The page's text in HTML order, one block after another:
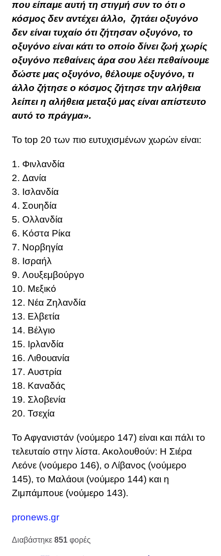
που είπαμε αυτή τη στιγμή συν το ότι ο
κόσμος δεν αντέχει άλλο, ζητάει οξυγόνο
δεν είναι τυχαίο ότι ζήτησαν οξυγόνο, το
οξυγόνο είναι κάτι το οποίο δίνει ζωή χωρίς
οξυγόνο πεθαίνεις άρα σου λέει πεθαίνουμε
δώστε μας οξυγόνο, θέλουμε οξυγόνο, τι
άλλο ζήτησε ο κόσμος ζήτησε την αλήθεια
λείπει η αλήθεια μεταξύ μας είναι απίστευτο
αυτό το πράγμα».
Το top 20 των πιο ευτυχισμένων χωρών είναι:
1. Φινλανδία
2. Δανία
3. Ισλανδία
4. Σουηδία
5. Ολλανδία
6. Κόστα Ρίκα
7. Νορβηγία
8. Ισραήλ
9. Λουξεμβούργο
10. Μεξικό
12. Νέα Ζηλανδία
13. Ελβετία
14. Βέλγιο
15. Ιρλανδία
16. Λιθουανία
17. Αυστρία
18. Καναδάς
19. Σλοβενία
20. Τσεχία
Το Αφγανιστάν (νούμερο 147) είναι και πάλι το
τελευταίο στην λίστα. Ακολουθούν: Η Σιέρα
Λεόνε (νούμερο 146), ο Λίβανος (νούμερο
145), το Μαλάουι (νούμερο 144) και η
Ζιμπάμπουε (νούμερο 143).
pronews.gr
Διαβάστηκε 851 φορές